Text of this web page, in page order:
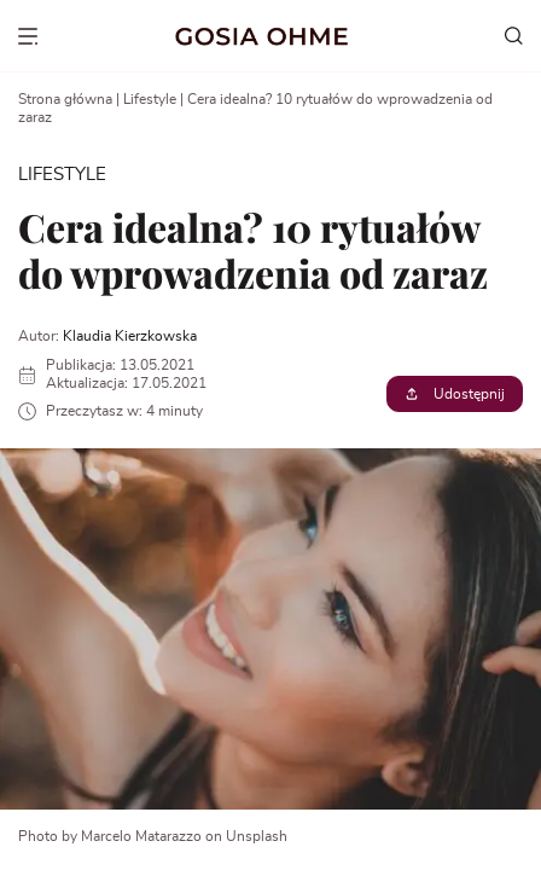
Show menu
Strona główna Lifestyle
Cera idealna? 10 rytuałów do wprowadzenia od
zaraz
LIFESTYLE
Cera idealna? 10 rytuałów
do wprowadzenia od zaraz
Autor: Klaudia Kierzkowska
Publikacja: 13.05.2021
Aktualizacja: 17.05.2021
Przeczytasz w: 4 minuty
Udostępnij
Photo by Marcelo Matarazzo on Unsplash